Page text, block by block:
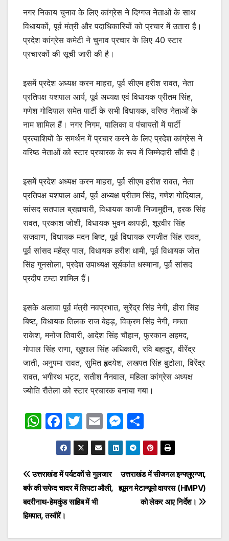
नगर निकाय चुनाव के लिए कांग्रेस ने दिग्गज नेताओं के साथ
विधायकों, पूर्व मंत्री और पदाधिकारियों को प्रचार में उतारा है।
प्रदेश कांग्रेस कमेटी ने चुनाव प्रचार के लिए 40 स्टार
प्रचारकों की सूची जारी की है।
इसमें प्रदेश अध्यक्ष करन माहरा, पूर्व सीएम हरीश रावत, नेता
प्रतिपक्ष यशपाल आर्य, पूर्व अध्यक्ष एवं विधायक प्रीतम सिंह,
गणेश गोदियाल समेत पार्टी के सभी विधायक, वरिष्ठ नेताओं के
नाम शामिल हैं। नगर निगम, पालिका व पंचायतों में पार्टी
प्रत्याशियों के समर्थन में प्रचार करने के लिए प्रदेश कांग्रेस ने
वरिष्ठ नेताओं को स्टार प्रचारक के रूप में जिम्मेदारी सौंपी है।
इसमें प्रदेश अध्यक्ष करन माहरा, पूर्व सीएम हरीश रावत, नेता
प्रतिपक्ष यशपाल आर्य, पूर्व अध्यक्ष प्रीतम सिंह, गणेश गोदियाल,
सांसद सतपाल ब्रह्मचारी, विधायक काजी निजामुद्दीन, हरक सिंह
रावत, प्रकाश जोशी, विधायक भुवन कापड़ी, शूरवीर सिंह
सजवाण, विधायक मदन बिष्ट, पूर्व विधायक रणजीत सिंह रावत,
पूर्व सांसद महेंद्र पाल, विधायक हरीश धामी, पूर्व विधायक जोत
सिंह गुनसोला, प्रदेश उपाध्यक्ष सूर्यकांत धस्माना, पूर्व सांसद
प्रदीप टम्टा शामिल हैं।
इसके अलावा पूर्व मंत्री नवप्रभात, सुरेंद्र सिंह नेगी, हीरा सिंह
बिष्ट, विधायक तिलक राज बेहड़, विक्रम सिंह नेगी, ममता
राकेश, मनोज तिवारी, आदेश सिंह चौहान, फुरकान अहमद,
गोपाल सिंह राणा, खुशाल सिंह अधिकारी, रवि बहादुर, वीरेंद्र
जाती, अनुपमा रावत, सुमित हृदयेश, लखपत सिंह बुटोला, विरेंद्र
रावत, भगीरथ भट्ट, सतीश नैनवाल, महिला कांग्रेस अध्यक्ष
ज्योति रौतेला को स्टार प्रचारक बनाया गया।
W
s
A
p
p
F
a
c
e
b
o
o
k
T
w
itt
er
E
m
ai
l
M
e
s
s
e
er
h
ar
e
Post
navigation
उत्तराखंड में सीजनल इन्फ्लुएन्जा,
ह्यूमन मेटान्यूमो वायरस (HMPV)
को लेकर आए निर्देश।
उत्तराखंड में पर्यटकों से गुलजार
बर्फ की सफेद चादर में लिपटा औली,
बदरीनाथ-हेमकुंड साहिब में भी
हिमपात, तस्वीरें।